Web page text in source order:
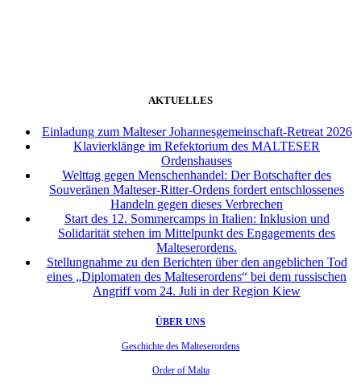
AKTUELLES
Einladung zum Malteser Johannesgemeinschaft-Retreat 2026
Klavierklänge im Refektorium des MALTESER
Ordenshauses
Welttag gegen Menschenhandel: Der Botschafter des
Souveränen Malteser-Ritter-Ordens fordert entschlossenes
Handeln gegen dieses Verbrechen
Start des 12. Sommercamps in Italien: Inklusion und
Solidarität stehen im Mittelpunkt des Engagements des
Malteserordens.
Stellungnahme zu den Berichten über den angeblichen Tod
eines „Diplomaten des Malteserordens“ bei dem russischen
Angriff vom 24. Juli in der Region Kiew
ÜBER UNS
Geschichte des Malteserordens
Order of Malta